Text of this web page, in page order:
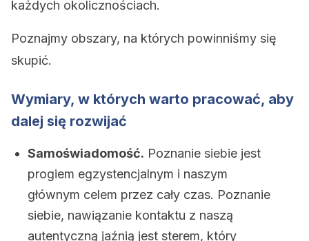
każdych okolicznościach.
Poznajmy obszary, na których powinniśmy się
skupić.
Wymiary, w których warto pracować, aby
dalej się rozwijać
Samoświadomość. Poznanie siebie jest
progiem egzystencjalnym i naszym
głównym celem przez cały czas. Poznanie
siebie, nawiązanie kontaktu z naszą
autentyczną jaźnią jest sterem, który